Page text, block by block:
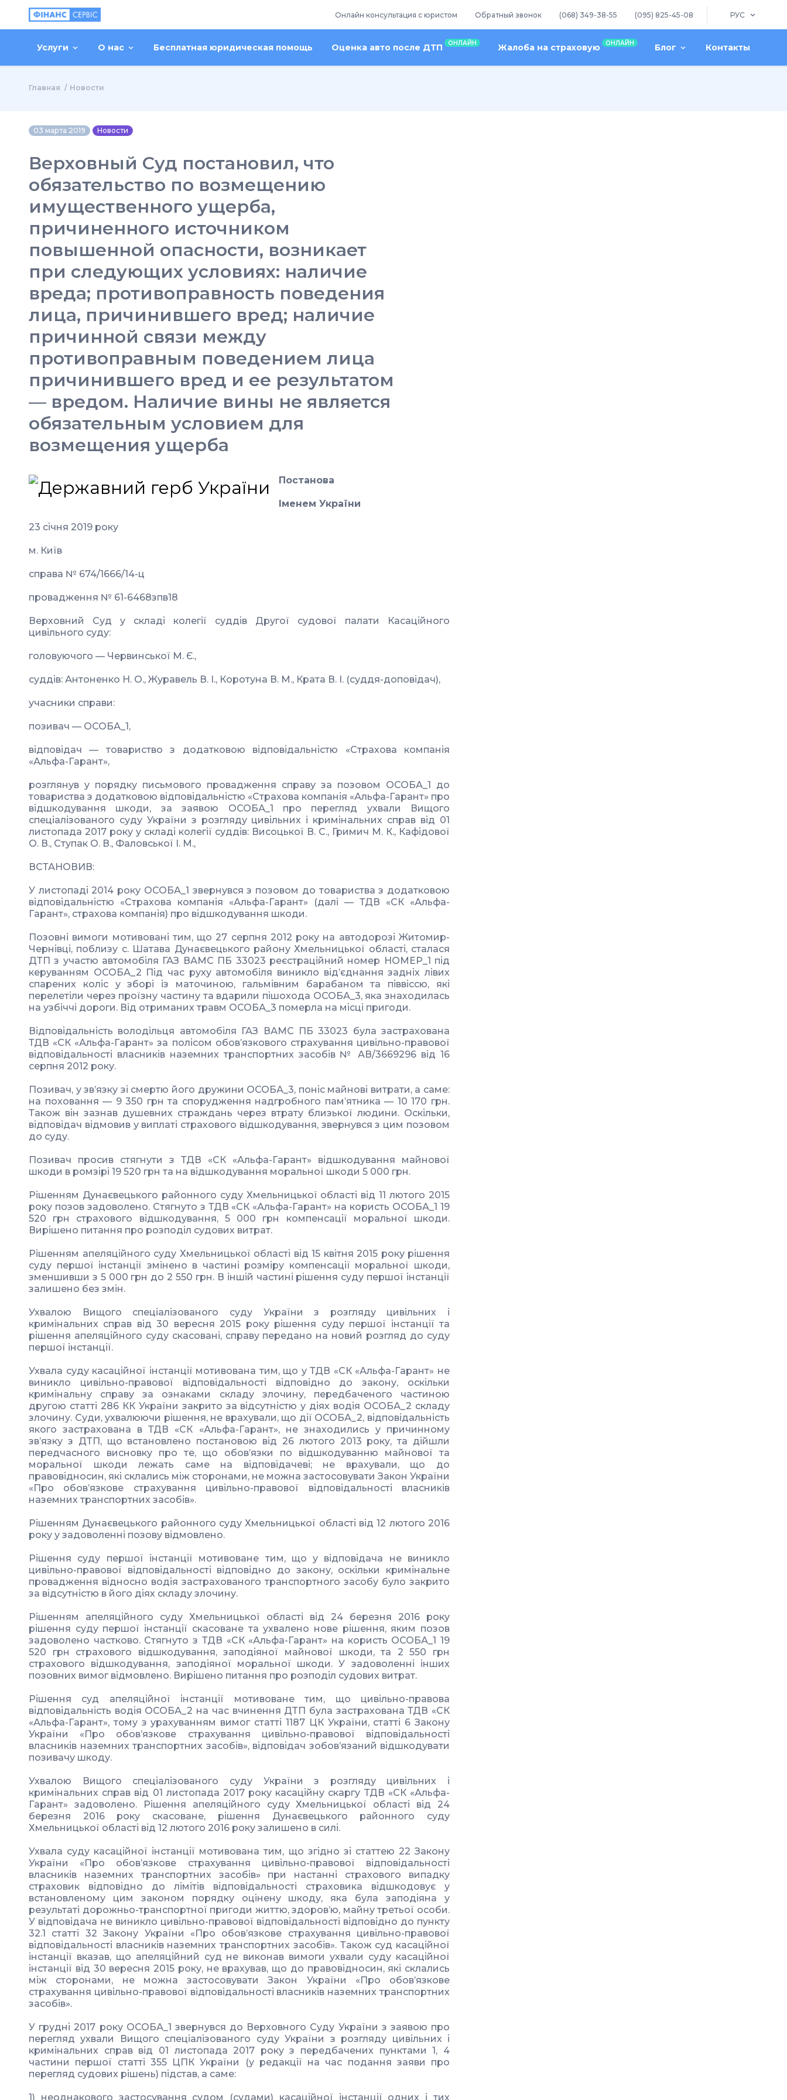
Онлайн консультация с юристом Обратный звонок (068) 349-38-55 (095) 825-45-08 РУС
Услуги О нас Бесплатная юридическая помощь Оценка авто после ДТП ОНЛАЙН Жалоба на страховую ОНЛАЙН Блог Контакты
Главная Новости
03 марта 2019 Новости
Верховный Суд постановил, что
обязательство по возмещению
имущественного ущерба,
причиненного источником
повышенной опасности, возникает
при следующих условиях: наличие
вреда; противоправность поведения
лица, причинившего вред; наличие
причинной связи между
противоправным поведением лица
причинившего вред и ее результатом
— вредом. Наличие вины не является
обязательным условием для
возмещения ущерба
Постанова
Іменем України
23 січня 2019 року
м. Київ
справа № 674/1666/14-ц
провадження № 61-6468зпв18
Верховний Суд у складі колегії суддів Другої судової палати Касаційного
цивільного суду:
головуючого — Червинської М. Є.,
суддів: Антоненко Н. О., Журавель В. І., Коротуна В. М., Крата В. І. (суддя-доповідач),
учасники справи:
позивач — ОСОБА_1,
відповідач — товариство з додатковою відповідальністю «Страхова компанія
«Альфа-Гарант»,
розглянув у порядку письмового провадження справу за позовом ОСОБА_1 до
товариства з додатковою відповідальністю «Страхова компанія «Альфа-Гарант» про
відшкодування шкоди, за заявою ОСОБА_1 про перегляд ухвали Вищого
спеціалізованого суду України з розгляду цивільних і кримінальних справ від 01
листопада 2017 року у складі колегії суддів: Висоцької В. С., Гримич М. К., Кафідової
О. В., Ступак О. В., Фаловської І. М.,
ВСТАНОВИВ:
У листопаді 2014 року ОСОБА_1 звернувся з позовом до товариства з додатковою
відповідальністю «Страхова компанія «Альфа-Гарант» (далі — ТДВ «СК «Альфа-
Гарант», страхова компанія) про відшкодування шкоди.
Позовні вимоги мотивовані тим, що 27 серпня 2012 року на автодорозі Житомир-
Чернівці, поблизу с. Шатава Дунаєвецького району Хмельницької області, сталася
ДТП з участю автомобіля ГАЗ ВАМС ПБ 33023 реєстраційний номер НОМЕР_1 під
керуванням ОСОБА_2 Під час руху автомобіля виникло від’єднання задніх лівих
спарених коліс у зборі із маточиною, гальмівним барабаном та піввіссю, які
перелетіли через проїзну частину та вдарили пішохода ОСОБА_3, яка знаходилась
на узбіччі дороги. Від отриманих травм ОСОБА_3 померла на місці пригоди.
Відповідальність володільця автомобіля ГАЗ ВАМС ПБ 33023 була застрахована
ТДВ «СК «Альфа-Гарант» за полісом обов’язкового страхування цивільно-правової
відповідальності власників наземних транспортних засобів № АВ/3669296 від 16
серпня 2012 року.
Позивач, у зв’язку зі смертю його дружини ОСОБА_3, поніс майнові витрати, а саме:
на поховання — 9 350 грн та спорудження надгробного пам’ятника — 10 170 грн.
Також він зазнав душевних страждань через втрату близької людини. Оскільки,
відповідач відмовив у виплаті страхового відшкодування, звернувся з цим позовом
до суду.
Позивач просив стягнути з ТДВ «СК «Альфа-Гарант» відшкодування майнової
шкоди в ромзірі 19 520 грн та на відшкодування моральної шкоди 5 000 грн.
Рішенням Дунаєвецького районного суду Хмельницької області від 11 лютого 2015
року позов задоволено. Стягнуто з ТДВ «СК «Альфа-Гарант» на користь ОСОБА_1 19
520 грн страхового відшкодування, 5 000 грн компенсації моральної шкоди.
Вирішено питання про розподіл судових витрат.
Рішенням апеляційного суду Хмельницької області від 15 квітня 2015 року рішення
суду першої інстанції змінено в частині розміру компенсації моральної шкоди,
зменшивши з 5 000 грн до 2 550 грн. В іншій частині рішення суду першої інстанції
залишено без змін.
Ухвалою Вищого спеціалізованого суду України з розгляду цивільних і
кримінальних справ від 30 вересня 2015 року рішення суду першої інстанції та
рішення апеляційного суду скасовані, справу передано на новий розгляд до суду
першої інстанції.
Ухвала суду касаційної інстанції мотивована тим, що у ТДВ «СК «Альфа-Гарант» не
виникло цивільно-правової відповідальності відповідно до закону, оскільки
кримінальну справу за ознаками складу злочину, передбаченого частиною
другою статті 286 КК України закрито за відсутністю у діях водія ОСОБА_2 складу
злочину. Суди, ухвалюючи рішення, не врахували, що дії ОСОБА_2, відповідальність
якого застрахована в ТДВ «СК «Альфа-Гарант», не знаходились у причинному
зв’язку з ДТП, що встановлено постановою від 26 лютого 2013 року, та дійшли
передчасного висновку про те, що обов’язки по відшкодуванню майнової та
моральної шкоди лежать саме на відповідачеві; не врахували, що до
правовідносин, які склались між сторонами, не можна застосовувати Закон України
«Про обов’язкове страхування цивільно-правової відповідальності власників
наземних транспортних засобів».
Рішенням Дунаєвецького районного суду Хмельницької області від 12 лютого 2016
року у задоволенні позову відмовлено.
Рішення суду першої інстанції мотивоване тим, що у відповідача не виникло
цивільно-правової відповідальності відповідно до закону, оскільки кримінальне
провадження відносно водія застрахованого транспортного засобу було закрито
за відсутністю в його діях складу злочину.
Рішенням апеляційного суду Хмельницької області від 24 березня 2016 року
рішення суду першої інстанції скасоване та ухвалено нове рішення, яким позов
задоволено частково. Стягнуто з ТДВ «СК «Альфа-Гарант» на користь ОСОБА_1 19
520 грн страхового відшкодування, заподіяної майнової шкоди, та 2 550 грн
страхового відшкодування, заподіяної моральної шкоди. У задоволенні інших
позовних вимог відмовлено. Вирішено питання про розподіл судових витрат.
Рішення суд апеляційної інстанції мотивоване тим, що цивільно-правова
відповідальність водія ОСОБА_2 на час вчинення ДТП була застрахована ТДВ «СК
«Альфа-Гарант», тому з урахуванням вимог статті 1187 ЦК України, статті 6 Закону
України «Про обов’язкове страхування цивільно-правової відповідальності
власників наземних транспортних засобів», відповідач зобов’язаний відшкодувати
позивачу шкоду.
Ухвалою Вищого спеціалізованого суду України з розгляду цивільних і
кримінальних справ від 01 листопада 2017 року касаційну скаргу ТДВ «СК «Альфа-
Гарант» задоволено. Рішення апеляційного суду Хмельницької області від 24
березня 2016 року скасоване, рішення Дунаєвецького районного суду
Хмельницької області від 12 лютого 2016 року залишено в силі.
Ухвала суду касаційної інстанції мотивована тим, що згідно зі статтею 22 Закону
України «Про обов’язкове страхування цивільно-правової відповідальності
власників наземних транспортних засобів» при настанні страхового випадку
страховик відповідно до лімітів відповідальності страховика відшкодовує у
встановленому цим законом порядку оцінену шкоду, яка була заподіяна у
результаті дорожньо-транспортної пригоди життю, здоров’ю, майну третьої особи.
У відповідача не виникло цивільно-правової відповідальності відповідно до пункту
32.1 статті 32 Закону України «Про обов’язкове страхування цивільно-правової
відповідальності власників наземних транспортних засобів». Також суд касаційної
інстанції вказав, що апеляційний суд не виконав вимоги ухвали суду касаційної
інстанції від 30 вересня 2015 року, не врахував, що до правовідносин, які склались
між сторонами, не можна застосовувати Закон України «Про обов’язкове
страхування цивільно-правової відповідальності власників наземних транспортних
засобів».
У грудні 2017 року ОСОБА_1 звернувся до Верховного Суду України з заявою про
перегляд ухвали Вищого спеціалізованого суду України з розгляду цивільних і
кримінальних справ від 01 листопада 2017 року з передбачених пунктами 1, 4
частини першої статті 355 ЦПК України (у редакції на час подання заяви про
перегляд судових рішень) підстав, а саме:
1) неоднакового застосування судом (судами) касаційної інстанції одних і тих